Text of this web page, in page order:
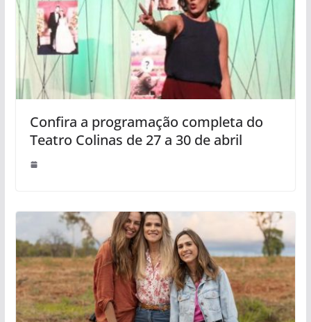
Confira a programação completa do
Teatro Colinas de 27 a 30 de abril